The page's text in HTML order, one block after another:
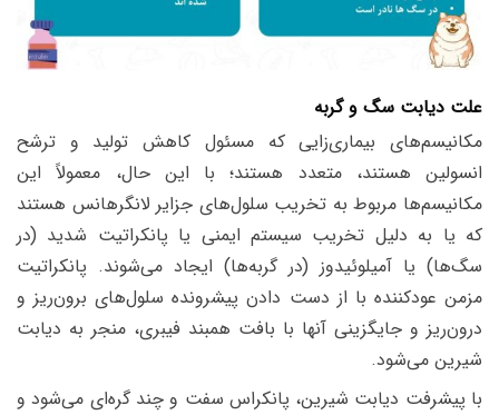
علت دیابت سگ و گربه
مکانیسم‌های بیماری‌زایی که مسئول کاهش تولید و ترشح
انسولین هستند، متعدد هستند؛ با این حال، معمولاً این
مکانیسم‌ها مربوط به تخریب سلول‌های جزایر لانگرهانس هستند
که یا به دلیل تخریب سیستم ایمنی یا پانکراتیت شدید (در
سگ‌ها) یا آمیلوئیدوز (در گربه‌ها) ایجاد می‌شوند. پانکراتیت
مزمن عودکننده با از دست دادن پیشرونده سلول‌های برون‌ریز و
درون‌ریز و جایگزینی آنها با بافت همبند فیبری، منجر به دیابت
شیرین می‌شود.
با پیشرفت دیابت شیرین، پانکراس سفت و چند گره‌ای می‌شود و